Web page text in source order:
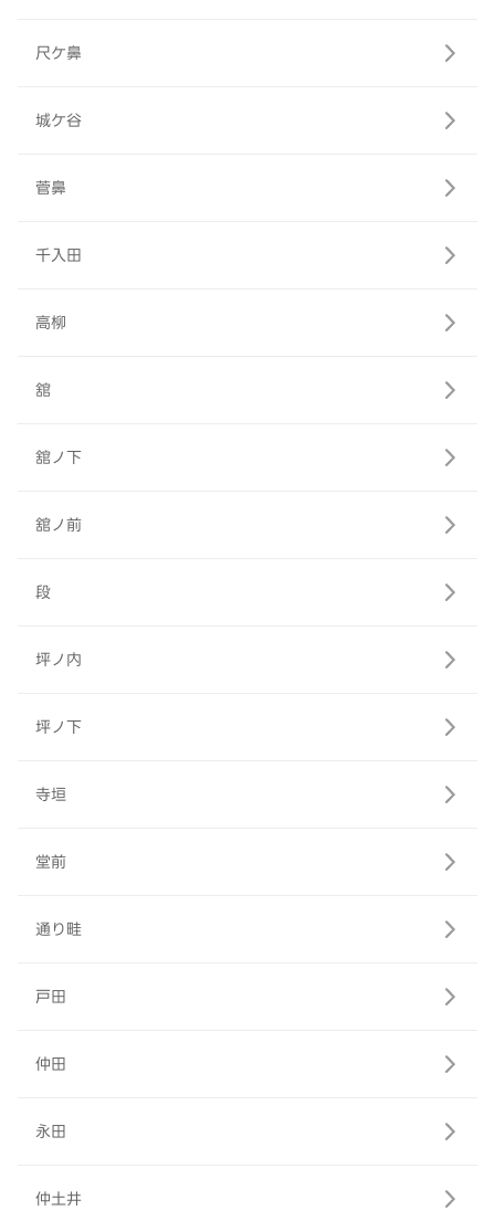
尺ケ鼻
城ケ谷
菅鼻
千入田
高柳
舘
舘ノ下
舘ノ前
段
坪ノ内
坪ノ下
寺垣
堂前
通り畦
戸田
仲田
永田
仲土井